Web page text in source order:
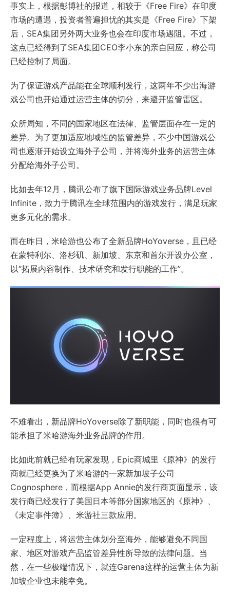
事实上，根据彭博社的报道，相较于《Free Fire》在印度
市场的遭遇，投资者普遍担忧的其实是《Free Fire》下架
后，SEA集团另外两大业务也会在印度市场遇阻。不过，
这点已经得到了SEA集团CEO李小东的亲自回应，称公司
已经控制了局面。
为了保证游戏产品能在全球顺利发行，这两年不少出海游
戏公司也开始通过运营主体的切分，来避开监管雷区。
众所周知，不同的国家地区在法律、监管层面存在一定的
差异。为了更加适应地域性的监管差异，不少中国游戏公
司也逐渐开始设立海外子公司，并将海外业务的运营主体
分配给海外子公司。
比如去年12月，腾讯公布了旗下国际游戏业务品牌Level
Infinite，致力于腾讯在全球范围内的游戏发行，满足玩家
更多元化的需求。
而在昨日，米哈游也公布了全新品牌HoYoverse，且已经
在蒙特利尔、洛杉矶、新加坡、东京和首尔开设办公室，
以“拓展内容制作、技术研究和发行职能的工作”。
不难看出，新品牌HoYoverse除了新职能，同时也很有可
能承担了米哈游海外业务品牌的作用。
比如此前就已经有玩家发现，Epic商城里《原神》的发行
商就已经更换为了米哈游的一家新加坡子公司
Cognosphere，而根据App Annie的发行商页面显示，该
发行商已经发行了美国日本等部分国家地区的《原神》、
《未定事件簿》、米游社三款应用。
一定程度上，将运营主体划分至海外，能够避免不同国
家、地区对游戏产品监管差异性所导致的法律问题。当
然，在一些极端情况下，就连Garena这样的运营主体为新
加坡企业也未能幸免。